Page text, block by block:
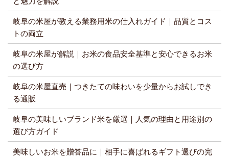
岐阜の米屋が教える業務用米の仕入れガイド｜品質とコス
トの両立
岐阜の米屋が解説｜お米の食品安全基準と安心できるお米
の選び方
岐阜の米屋直売｜つきたての味わいを少量からお試しでき
る通販
岐阜の美味しいブランド米を厳選｜人気の理由と用途別の
選び方ガイド
美味しいお米を贈答品に｜相手に喜ばれるギフト選びの完